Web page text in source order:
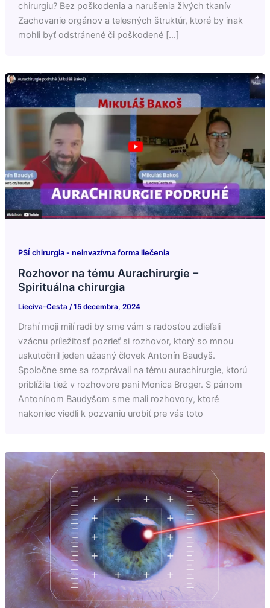
chirurgiu? Bez poškodenia a narušenia živých tkanív
Zachovanie orgánov a telesných štruktúr, ktoré by inak
mohli byť odstránené či poškodené […]
PSÍ chirurgia - neinvazívna forma liečenia
Rozhovor na tému Aurachirurgie –
Spirituálna chirurgia
Lieciva-Cesta /15 decembra, 2024
Drahí moji milí radi by sme vám s radosťou zdieľali
vzácnu príležitosť pozrieť si rozhovor, ktorý so mnou
uskutočnil jeden užasný človek Antonín Baudyš.
Spoločne sme sa rozprávali na tému aurachirurgie, ktorú
priblížila tiež v rozhovore pani Monica Broger. S pánom
Antonínom Baudyšom sme mali rozhovory, ktoré
nakoniec viedli k pozvaniu urobiť pre vás toto